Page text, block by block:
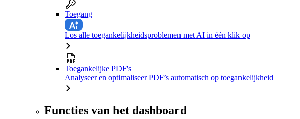
Toegang
Los alle toegankelijkheidsproblemen met AI in één klik op
Toegankelijke PDF's
Analyseer en optimaliseer PDF’s automatisch op toegankelijkheid
Functies van het dashboard